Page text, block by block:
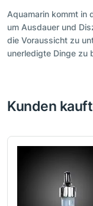
Aquamarin kommt in
um Ausdauer und
die Voraussicht zu
unerledigte Dinge zu
Kunden